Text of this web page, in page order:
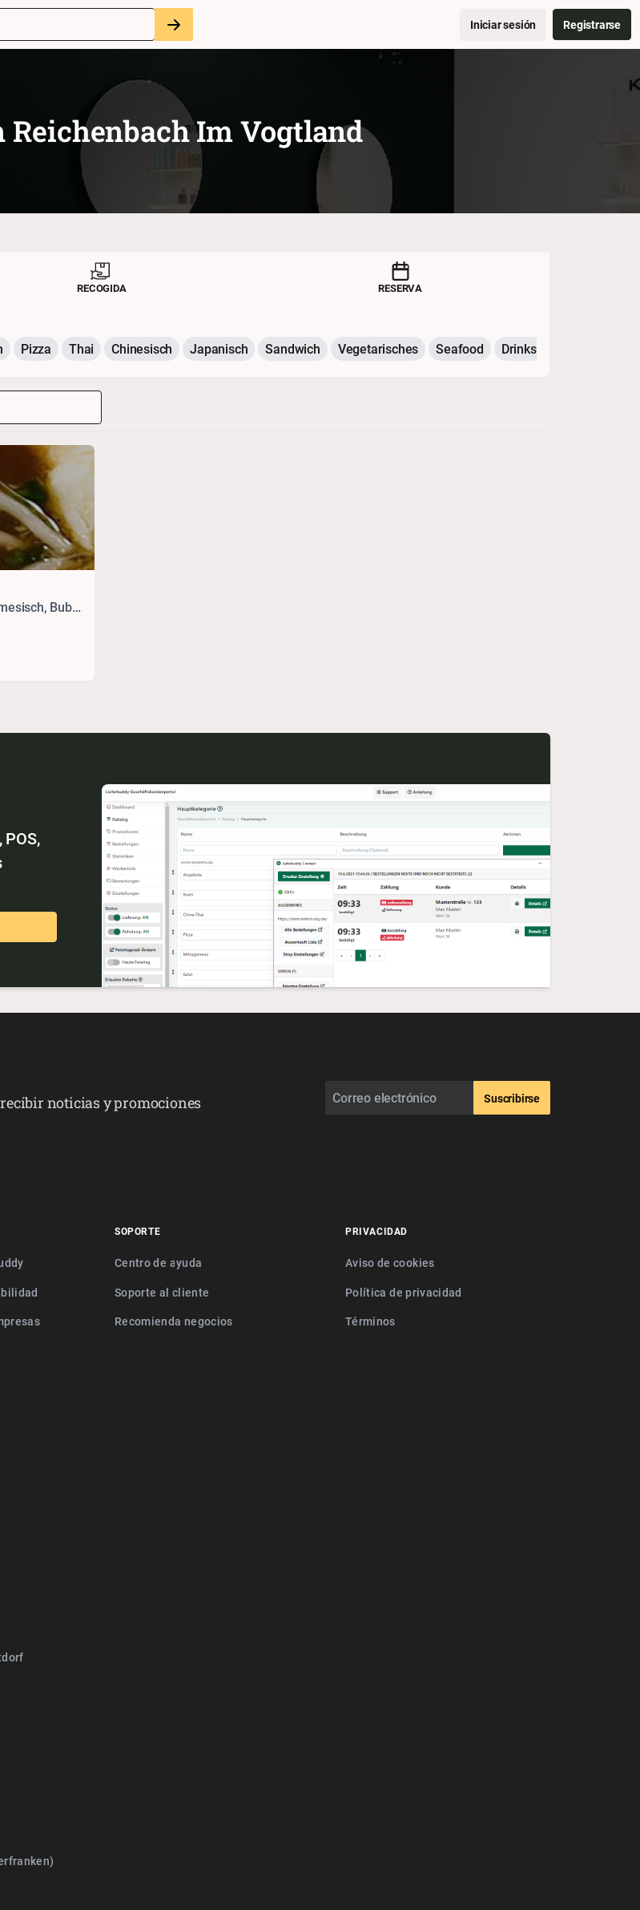
Iniciar sesión Registrarse
Reichenbach Im Vogtland
RECOGIDA RESERVA
Pizza Thai Chinesisch Japanisch Sandwich Vegetarisches Seafood Drinks
Japanisch, Seafood, Drinks, Sushi, Chinesisch, Thai, Vietnamesisch, Bubble Tea, Vegetarisches
noticias y promociones Suscribirse
SOPORTE
Centro de ayuda
Soporte al cliente
Recomienda negocios
PRIVACIDAD
Aviso de cookies
Política de privacidad
Términos